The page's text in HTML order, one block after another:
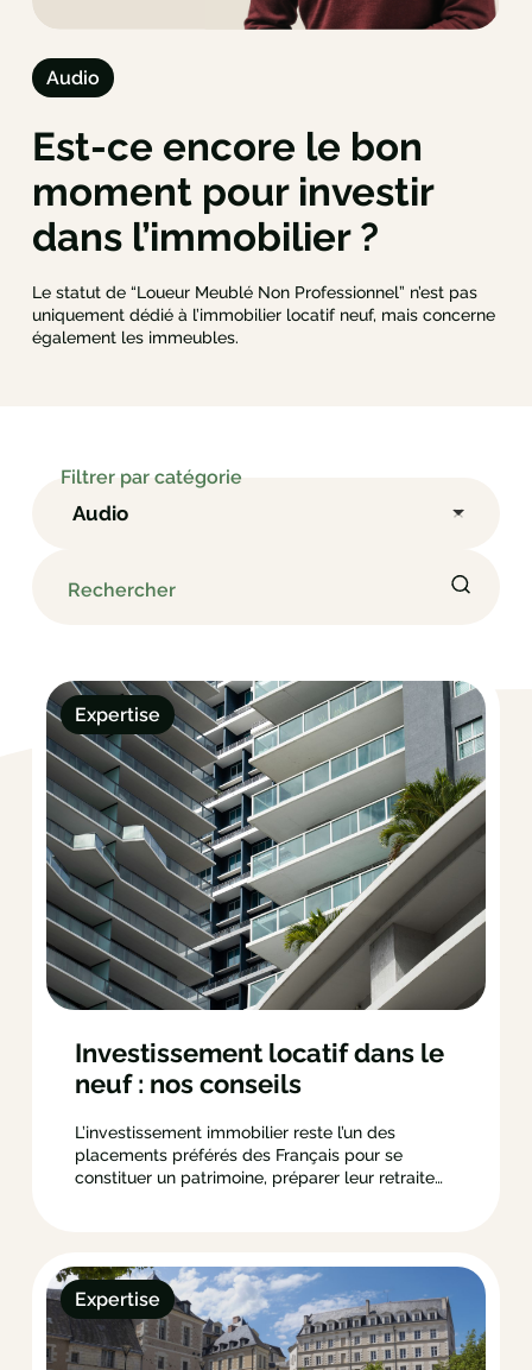
Gestion privée
FAQ
Est-ce encore le bon
moment pour investir
dans l’immobilier ?
Audio
Le statut de “Loueur Meublé Non Professionnel” n’est pas
uniquement dédié à l’immobilier locatif neuf, mais concerne
également les immeubles.
Filtrer par catégorie
Audio
Rechercher
Expertise
Investissement locatif dans le
neuf : nos conseils
L’investissement immobilier reste l’un des
placements préférés des Français pour se
constituer un patrimoine, préparer leur retraite
plus en plus d’acquéreurs. Comme beaucoup
d’investissements, acheter un logement neuf…
Expertise